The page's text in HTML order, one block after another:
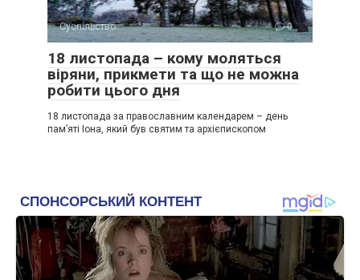
Суспільство 0
18 листопада – кому моляться
віряни, прикмети та що не можна
робити цього дня
18 листопада за православним календарем – день
пам’яті Іона, який був святим та архієпископом